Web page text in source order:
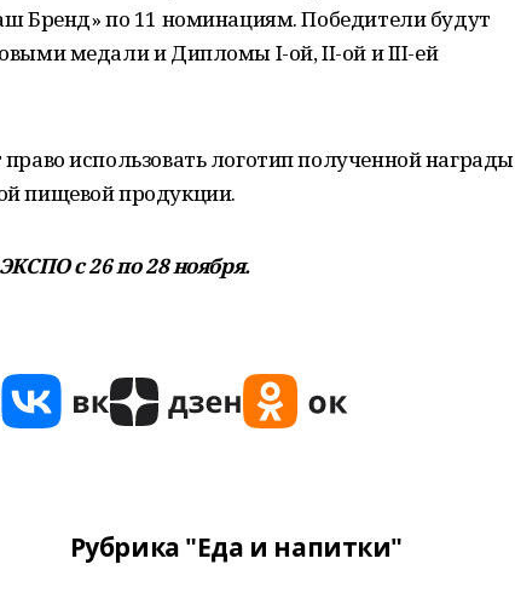
Бренд» по 11 номинациям. Победители будут
медали и Дипломы I-ой, II-ой и III-ей
использовать логотип полученной награды
пищевой продукции.
с 26 по 28 ноября.
Рубрика "Еда и напитки"